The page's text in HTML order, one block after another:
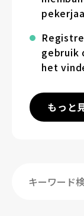
gebruik
het
もっと